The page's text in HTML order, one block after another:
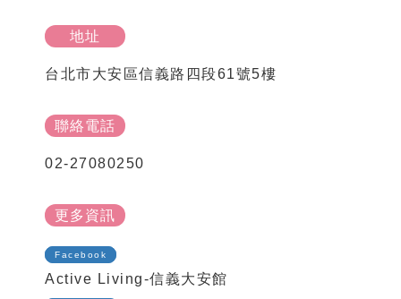
地址
台北市大安區信義路四段61號5樓
聯絡電話
02-27080250
更多資訊
Facebook
Active Living-信義大安館